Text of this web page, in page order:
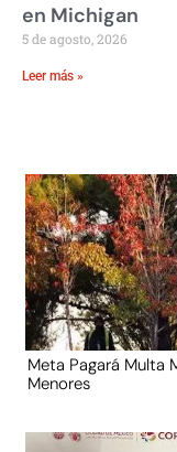
en Michigan
5 de agosto, 2026
Leer más »
Meta Pagará Multa
Menores